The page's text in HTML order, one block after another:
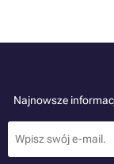
Najnowsze